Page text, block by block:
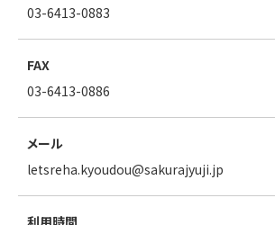
03-6413-0883
FAX
03-6413-0886
メール
letsreha.kyoudou
sakurajyuji.jp